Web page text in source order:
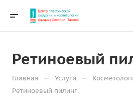
Ретиноевый
Главная — Услуги —
Ретиноевый пилинг